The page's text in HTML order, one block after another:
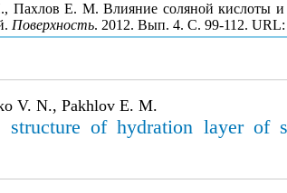
Е. М. Влияние соляной кислоты и
Поверхность. 2012. Вып. 4. С. 99-112. URL:
V. N., Pakhlov E. M.
of hydration layer of